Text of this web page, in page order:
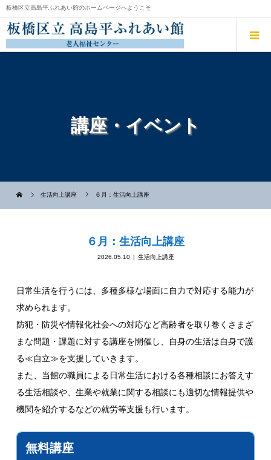
板橋区立高島平ふれあい館のホームページへようこそ
講座・イベント
生活向上講座 ６月：生活向上講座
６月：生活向上講座
2026.05.10 生活向上講座
日常生活を行うには、多種多様な場面に自力で対応する能力が
求められます。
防犯・防災や情報化社会への対応など高齢者を取り巻くさまざ
まな問題・課題に対する講座を開催し、自身の生活は自身で護
る≪自立≫を支援していきます。
また、当館の職員による日常生活における各種相談にお答えす
る生活相談や、生業や就業に関する相談にも適切な情報提供や
機関を紹介するなどの就労等支援も行います。
無料講座